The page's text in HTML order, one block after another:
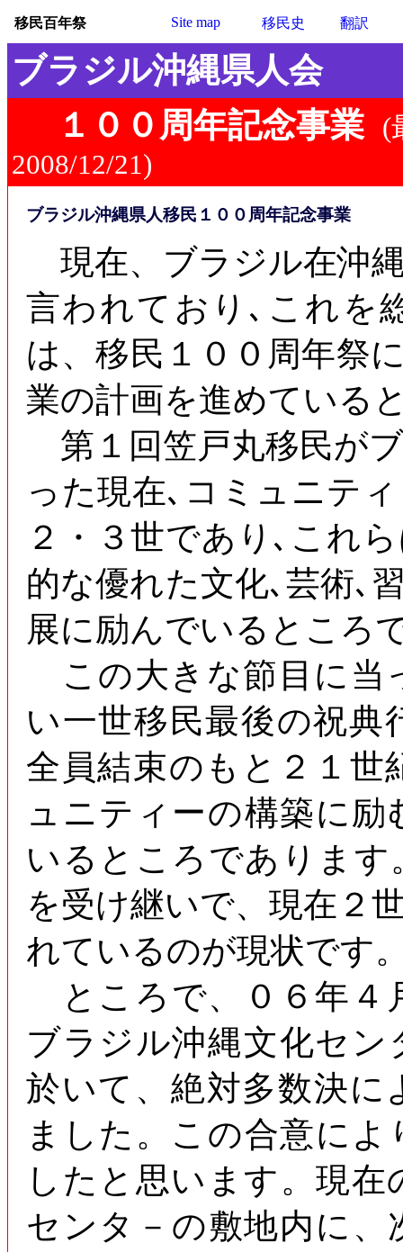
移民百年祭 Site map 移民史 翻訳
ブラジル沖縄県人会
１００周年記念事業 (
2008/12/21)
ブラジル沖縄県人移民１００周年記念事業
現在、ブラジル在沖
言われており､これを
は、移民１００周年祭
業の計画を進めている
第１回笠戸丸移民が
った現在､コミュニテ
２・３世であり､これ
的な優れた文化､芸術､
展に励んでいるところ
この大きな節目に当
い一世移民最後の祝
全員結束のもと２１世
ュニティーの構築に
いるところでありま
を受け継いで、現在２
れているのが現状です
ところで、０６年４
ブラジル沖縄文化セ
於いて、絶対多数決に
ました。この合意に
したと思います。現
センタ－の敷地内に